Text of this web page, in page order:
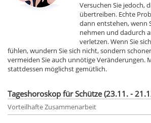
Versuchen Sie jedoch,
übertreiben. Echte
dann entstehen, wenn
nehmen und dadurch
verletzen. Wenn Sie
fühlen, wundern Sie sich nicht, sondern
vermeiden Sie auch unnötige Veränderungen.
stattdessen möglichst gemütlich.
Tageshoroskop für Schütze (23.11. -
Vorteilhafte Zusammenarbeit